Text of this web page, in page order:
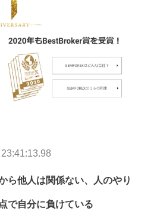
ら他人は関係ない、人のやり
で自分に負けている